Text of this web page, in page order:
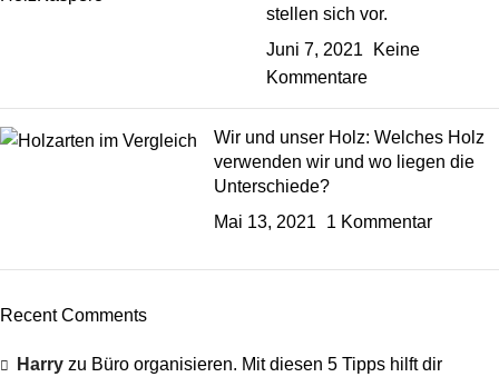
stellen sich vor.
Juni 7, 2021
Keine
Kommentare
Wir und unser Holz: Welches Holz
verwenden wir und wo liegen die
Unterschiede?
Mai 13, 2021
1 Kommentar
Recent Comments
Harry zu Büro organisieren. Mit diesen 5 Tipps hilft dir